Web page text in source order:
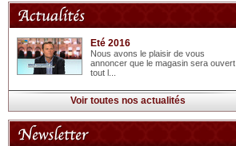
Eté 2016
Nous avons le plaisir de vous
annoncer que le magasin sera ouvert
tout l...
Voir toutes nos actualités